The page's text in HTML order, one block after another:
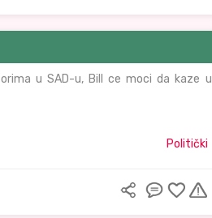
u SAD-u, Bill ce moci da kaze u
Politički